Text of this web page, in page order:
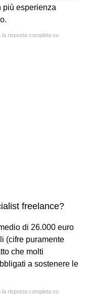
più esperienza
la risposta completa su
freelance?
di 26.000 euro
(cifre puramente
che molti
a sostenere le
la risposta completa su